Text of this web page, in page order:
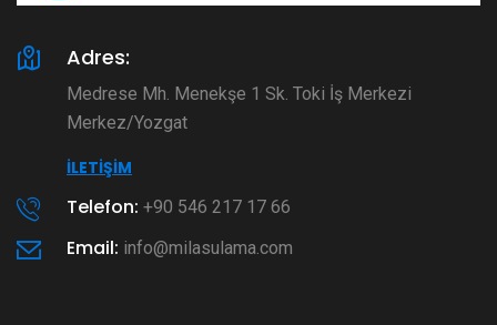
Adres:
Medrese Mh. Menekşe 1 Sk. Toki İş Merkezi
Merkez/Yozgat
İLETIŞIM
Telefon: +90 546 217 17 66
Email: info@milasulama.com